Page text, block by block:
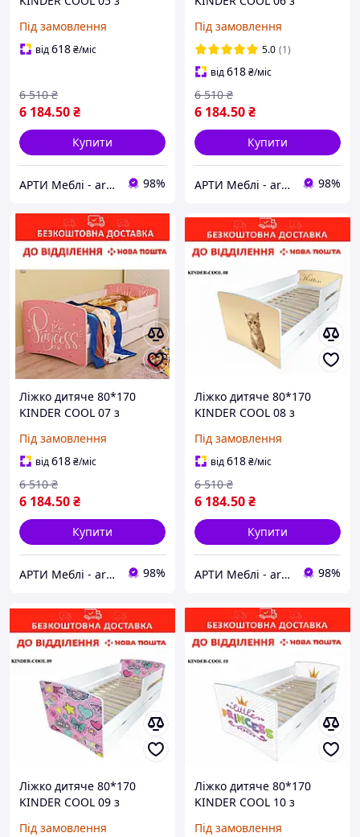
Під замовлення
від618₴/міс
6 184.50₴
6 510 ₴
Купити
АРТИ Меблі - artimebel.com.ua 98%
Під замовлення
5.0 (1)
від618₴/міс
6 184.50₴
6 510 ₴
Купити
АРТИ Меблі - artimebel.com.ua 98%
Ліжко дитяче 80*170
KINDER COOL 07 з
Під замовлення
від618₴/міс
6 184.50₴
6 510 ₴
Купити
АРТИ Меблі - artimebel.com.ua 98%
Ліжко дитяче 80*170
KINDER COOL 08 з
Під замовлення
від618₴/міс
6 184.50₴
6 510 ₴
Купити
АРТИ Меблі - artimebel.com.ua 98%
Ліжко дитяче 80*170
KINDER COOL 09 з
Під замовлення
Ліжко дитяче 80*170
KINDER COOL 10 з
Під замовлення